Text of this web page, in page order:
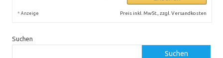
* Anzeige Preis inkl. MwSt., zzgl. Versandkosten
Suchen
Suchen